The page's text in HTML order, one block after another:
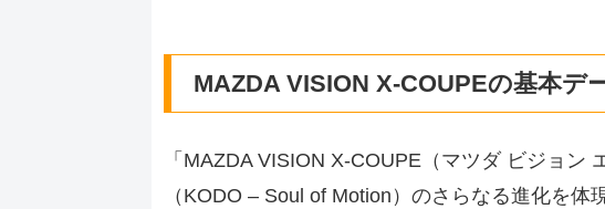
MAZDA VISION X-COUPEの基本デ
「MAZDA VISION X-COUPE（マツダ ビジョン
（KODO – Soul of Motion）のさらなる進化を